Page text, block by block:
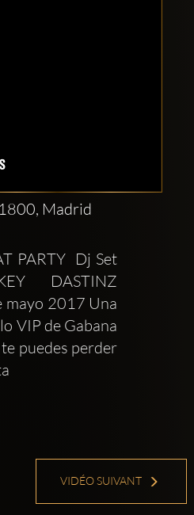
Madrid
PARTY  Dj Set
DASTINZ
mayo 2017 Una
VIP de Gabana
puedes perder
VIDÉO SUIVANT